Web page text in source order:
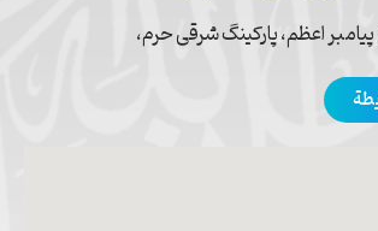
اعظم، پارکینگ شرقی حرم،